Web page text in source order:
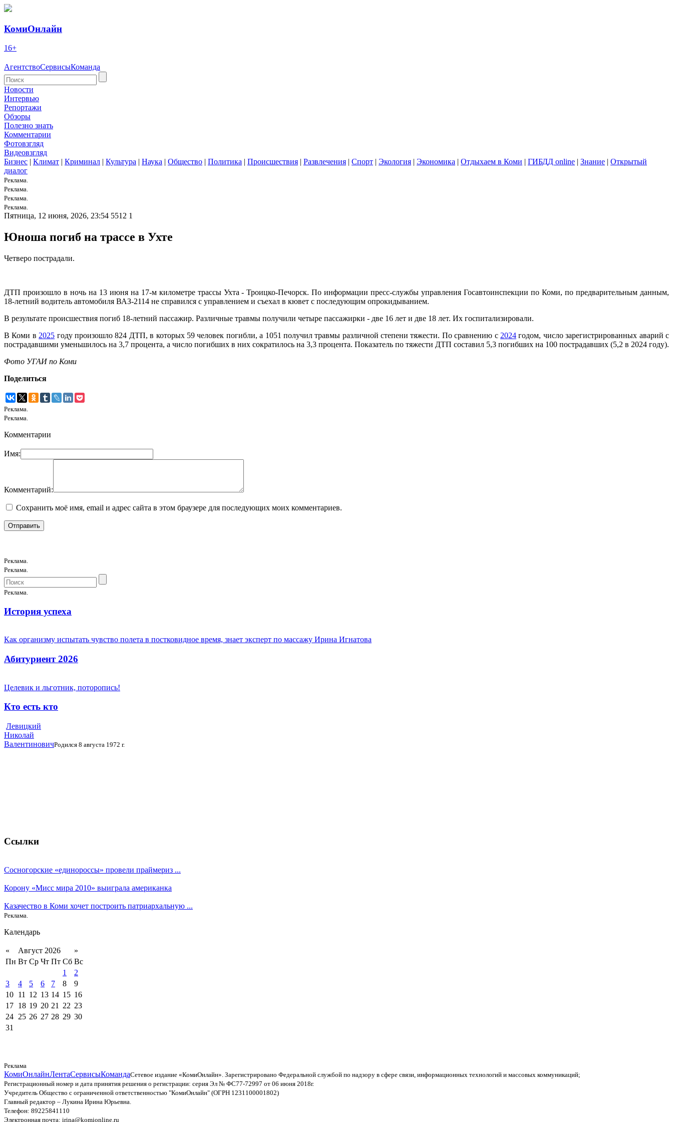
КомиОнлайн
16+
АгентствоСервисыКоманда
Новости
Интервью
Репортажи
Обзоры
Полезно знать
Комментарии
Фотовзгляд
Видеовзгляд
Бизнес | Климат | Криминал | Культура | Наука | Общество | Политика | Происшествия | Развлечения | Спорт | Экология | Экономика | Отдыхаем в Коми | ГИБДД online | Знание | Открытый
диалог
Реклама.
Реклама.
Реклама.
Реклама.
Пятница, 12 июня, 2026, 23:54 5512 1
Юноша погиб на трассе в Ухте
Четверо пострадали.
ДТП произошло в ночь на 13 июня на 17-м километре трассы Ухта - Троицко-Печорск. По информации пресс-службы управления Госавтоинспекции по Коми, по предварительным данным,
18-летний водитель автомобиля ВАЗ-2114 не справился с управлением и съехал в кювет с последующим опрокидыванием.
В результате происшествия погиб 18-летний пассажир. Различные травмы получили четыре пассажирки - две 16 лет и две 18 лет. Их госпитализировали.
В Коми в 2025 году произошло 824 ДТП, в которых 59 человек погибли, а 1051 получил травмы различной степени тяжести. По сравнению с 2024 годом, число зарегистрированных аварий с
пострадавшими уменьшилось на 3,7 процента, а число погибших в них сократилось на 3,3 процента. Показатель по тяжести ДТП составил 5,3 погибших на 100 пострадавших (5,2 в 2024 году).
Фото УГАИ по Коми
Поделиться
Реклама.
Реклама.
Комментарии
Имя:
Комментарий:
Сохранить моё имя, email и адрес сайта в этом браузере для последующих моих комментариев.
Реклама.
Реклама.
Реклама.
История успеха
Как организму испытать чувство полета в постковидное время, знает эксперт по массажу Ирина Игнатова
Абитуриент 2026
Целевик и льготник, поторопись!
Кто есть кто
Левицкий
Николай
ВалентиновичРодился 8 августа 1972 г.
Ссылки
Сосногорские «единороссы» провели праймериз ...
Корону «Мисс мира 2010» выиграла американка
Казачество в Коми хочет построить патриархальную ...
Реклама.
Календарь
« Август 2026
»
Пн Вт Ср Чт Пт Сб Вс
1
2
3
4 5 6 7 8
9
10 11 12 13 14 15 16
17 18 19 20 21 22 23
24 25 26 27 28 29 30
31
Реклама
КомиОнлайнЛентаСервисыКомандаСетевое издание «КомиОнлайн». Зарегистрировано Федеральной службой по надзору в сфере связи, информационных технологий и массовых коммуникаций;
Регистрационный номер и дата принятия решения о регистрации: серия Эл № ФС77-72997 от 06 июня 2018г.
Учредитель Общество с ограниченной ответственностью "КомиОнлайн" (ОГРН 1231100001802)
Главный редактор – Лукина Ирина Юрьевна.
Телефон: 89225841110
Электронная почта: irina@komionline.ru